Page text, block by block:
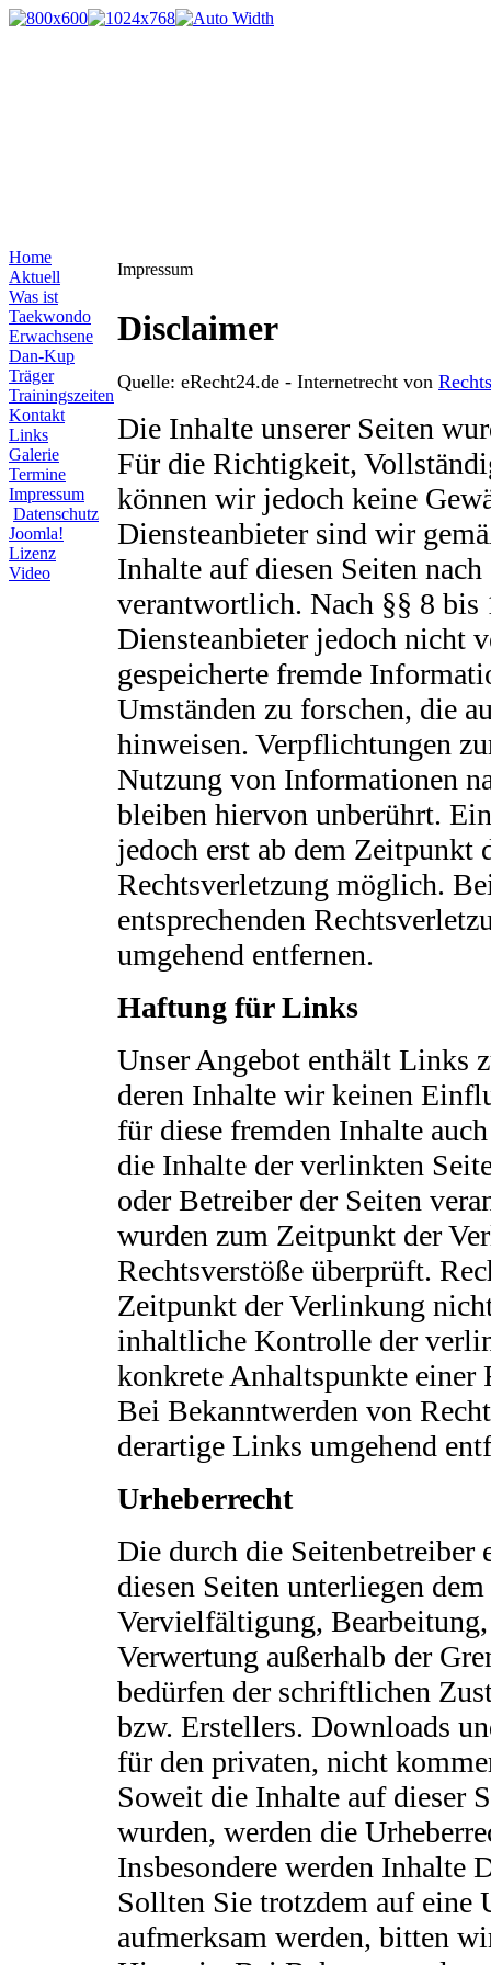
Home
Aktuell
Was ist
Taekwondo
Erwachsene
Dan-Kup
Träger
Trainingszeiten
Kontakt
Links
Galerie
Termine
Impressum
Datenschutz
Joomla!
Lizenz
Video
Impressum
Disclaimer
Quelle: eRecht24.de - Internetrecht von
Die Inhalte unserer Seiten
Für die Richtigkeit,
können wir jedoch keine
Diensteanbieter sind wir
Inhalte auf diesen Seiten
verantwortlich. Nach §§ 8
Diensteanbieter jedoch nicht
gespeicherte fremde
Umständen zu forschen, die
hinweisen. Verpflichtungen
Nutzung von Informationen
bleiben hiervon unberührt.
jedoch erst ab dem Zeitpunkt
Rechtsverletzung möglich.
entsprechenden
umgehend entfernen.
Haftung für Links
Unser Angebot enthält Links
deren Inhalte wir keinen
für diese fremden Inhalte
die Inhalte der verlinkten
oder Betreiber der Seiten
wurden zum Zeitpunkt der
Rechtsverstöße überprüft.
Zeitpunkt der Verlinkung
inhaltliche Kontrolle der
konkrete Anhaltspunkte einer
Bei Bekanntwerden von
derartige Links umgehend
Urheberrecht
Die durch die Seitenbetreiber
diesen Seiten unterliegen
Vervielfältigung,
Verwertung außerhalb der
bedürfen der schriftlichen
bzw. Erstellers. Downloads
für den privaten, nicht
Soweit die Inhalte auf dieser
wurden, werden die
Insbesondere werden Inhalte
Sollten Sie trotzdem auf eine
aufmerksam werden, bitten